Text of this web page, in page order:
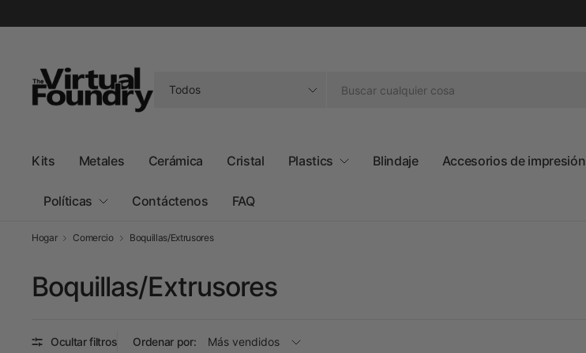
cualquier
Kits Metales Cerámica Cristal Plastics Blindaje Accesorios de impresión
Políticas Contáctenos FAQ
Hogar Comercio Boquillas/Extrusores
Boquillas/Extrusores
Ocultar filtros Ordenar por: